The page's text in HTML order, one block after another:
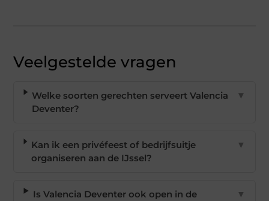
Veelgestelde vragen
Welke soorten gerechten serveert Valencia
Deventer?
▼
Kan ik een privéfeest of bedrijfsuitje
organiseren aan de IJssel?
▼
Is Valencia Deventer ook open in de
▼